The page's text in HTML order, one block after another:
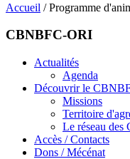
Accueil / Programme
CBNBFC-ORI
Actualités
Agenda
Découvrir le
Missions
Territoire
Le réseau des
Accès / Contacts
Dons / Mécénat